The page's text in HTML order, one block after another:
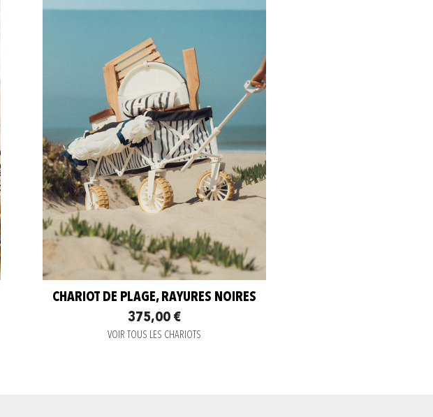
CHARIOT DE PLAGE, RAYURES NOIRES
375,00 €
VOIR TOUS LES CHARIOTS